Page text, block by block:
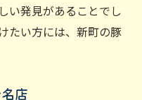
い発見があることでし
たい方には、新町の豚
店